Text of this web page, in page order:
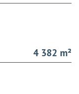
4 382 m²